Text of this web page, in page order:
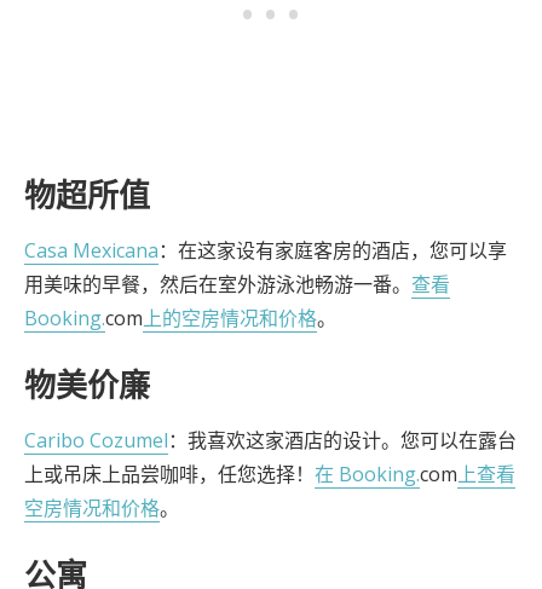
物超所值
Casa Mexicana：在这家设有家庭客房的酒店，您可以享
用美味的早餐，然后在室外游泳池畅游一番。 查看
Booking.com上的空房情况和价格。
物美价廉
Caribo Cozumel：我喜欢这家酒店的设计。您可以在露台
上或吊床上品尝咖啡，任您选择！ 在 Booking.com上查看
空房情况和价格。
公寓